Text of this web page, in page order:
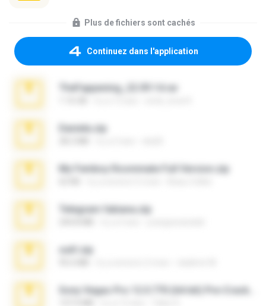
Plus de fichiers sont cachés
Continuez dans l'application
TheFappening_22.09.14.rar
Daniela.zip
My Femboy Roommate Full Version.zip
Telegram fabiana.zip
ouh!.zip